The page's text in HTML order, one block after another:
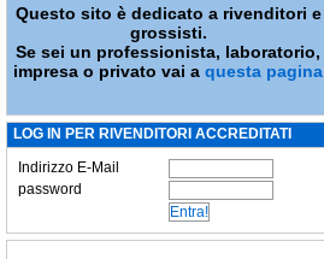
Questo sito è dedicato a rivenditori e
grossisti.
Se sei un professionista, laboratorio,
impresa o privato vai aquesta pagina
LOG IN PER RIVENDITORI ACCREDITATI
Indirizzo E-Mail
password